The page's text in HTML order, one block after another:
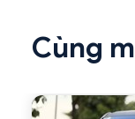
Cùng